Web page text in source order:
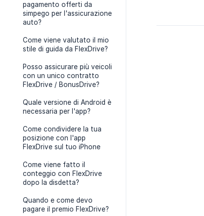
pagamento offerti da
simpego per l'assicurazione
auto?
Come viene valutato il mio
stile di guida da FlexDrive?
Posso assicurare più veicoli
con un unico contratto
FlexDrive / BonusDrive?
Quale versione di Android è
necessaria per l'app?
Come condividere la tua
posizione con l'app
FlexDrive sul tuo iPhone
Come viene fatto il
conteggio con FlexDrive
dopo la disdetta?
Quando e come devo
pagare il premio FlexDrive?